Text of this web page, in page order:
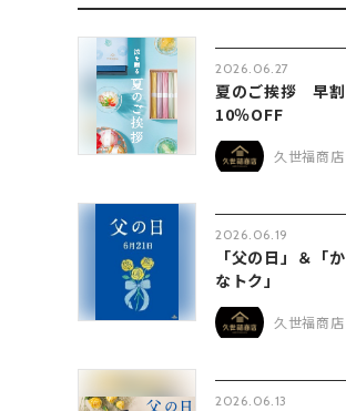
2026.06.27
夏のご挨拶 早割
10％OFF
久世福商店
2026.06.19
「父の日」＆「か
なトク」
久世福商店
2026.06.13